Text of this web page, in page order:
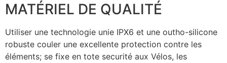
MATÉRIEL DE QUALITÉ
Utiliser une technologie unie IPX6 et une outho-silicone
robuste couler une excellente protection contre les
éléments; se fixe en tote securité aux Vélos, les